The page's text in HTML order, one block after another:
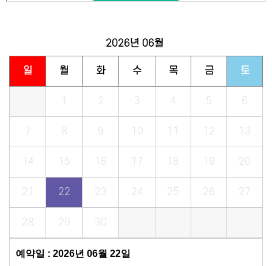
2026년 06월
일 월 화 수 목 금 토
1 2 3 4 5 6
7 8 9 10 11 12 13
14 15 16 17 18 19 20
21 22 23 24 25 26 27
28 29 30
예약일 : 2026년 06월 22일